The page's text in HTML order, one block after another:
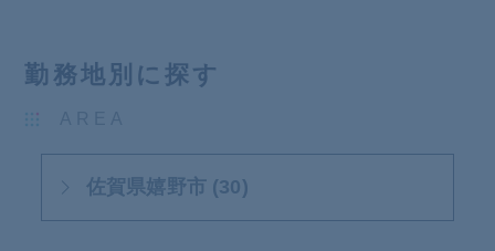
勤務地別に探す
佐賀県嬉野市 (30)